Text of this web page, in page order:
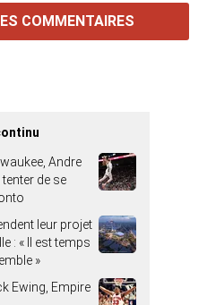
COMMENTAIRES
Andre
de se
leur projet
: « Il est temps
»
Ewing, Empire